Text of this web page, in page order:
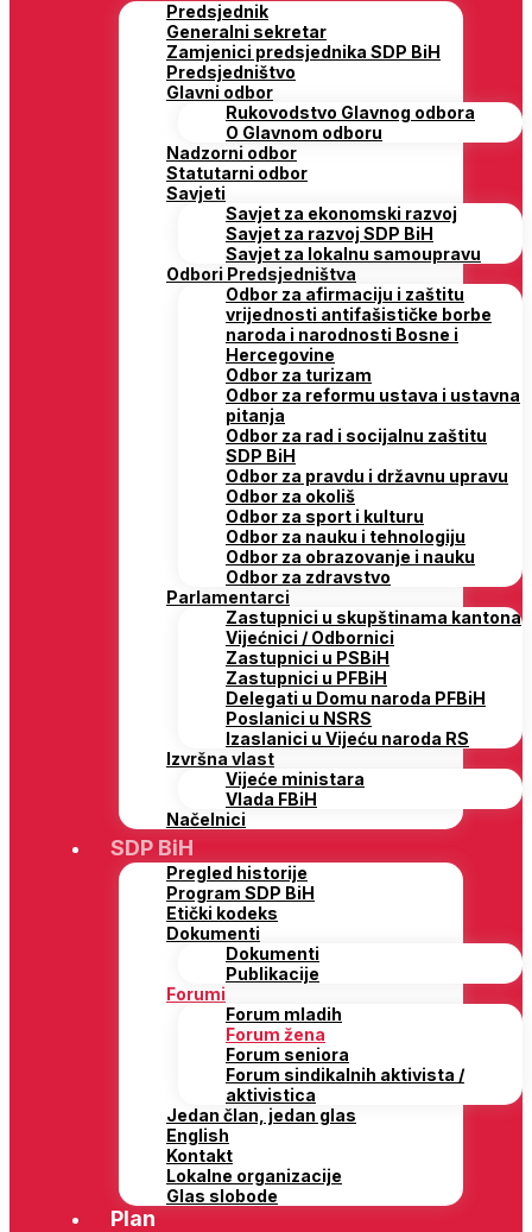
Predsjednik
Generalni sekretar
Zamjenici predsjednika SDP BiH
Predsjedništvo
Glavni odbor
Rukovodstvo Glavnog odbora
O Glavnom odboru
Nadzorni odbor
Statutarni odbor
Savjeti
Savjet za ekonomski razvoj
Savjet za razvoj SDP BiH
Savjet za lokalnu samoupravu
Odbori Predsjedništva
Odbor za afirmaciju i zaštitu
vrijednosti antifašističke borbe
naroda i narodnosti Bosne i
Hercegovine
Odbor za turizam
Odbor za reformu ustava i ustavna
pitanja
Odbor za rad i socijalnu zaštitu
SDP BiH
Odbor za pravdu i državnu upravu
Odbor za okoliš
Odbor za sport i kulturu
Odbor za nauku i tehnologiju
Odbor za obrazovanje i nauku
Odbor za zdravstvo
Parlamentarci
Zastupnici u skupštinama kantona
Vijećnici / Odbornici
Zastupnici u PSBiH
Zastupnici u PFBiH
Delegati u Domu naroda PFBiH
Poslanici u NSRS
Izaslanici u Vijeću naroda RS
Izvršna vlast
Vijeće ministara
Vlada FBiH
Načelnici
SDP BiH
Pregled historije
Program SDP BiH
Etički kodeks
Dokumenti
Dokumenti
Publikacije
Forumi
Forum mladih
Forum žena
Forum seniora
Forum sindikalnih aktivista /
aktivistica
Jedan član, jedan glas
English
Kontakt
Lokalne organizacije
Glas slobode
Plan